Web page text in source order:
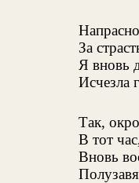
За
Я вновь
Исчезла
Так,
В тот
Вновь